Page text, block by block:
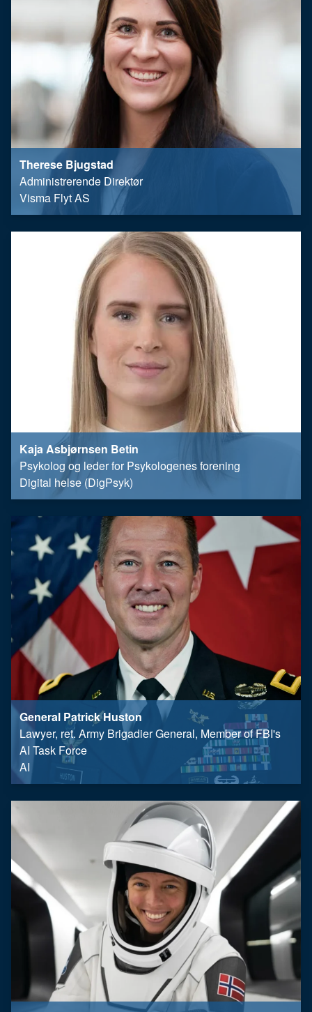
Therese Bjugstad
Administrerende Direktør
Visma Flyt AS
Kaja Asbjørnsen Betin
Psykolog og leder for Psykologenes forening
Digital helse (DigPsyk)
General Patrick Huston
Lawyer, ret. Army Brigadier General, Member of FBI's
AI Task Force
AI